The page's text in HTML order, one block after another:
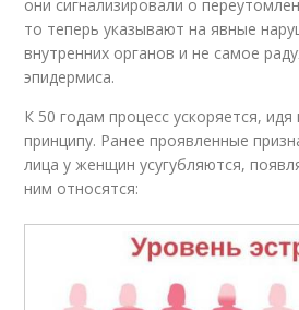
они сигнализировали о
то теперь указывают на явные
внутренних органов и не самое
эпидермиса.
К 50 годам процесс ускоряется,
принципу. Ранее проявленные
лица у женщин усугубляются,
ним относятся: